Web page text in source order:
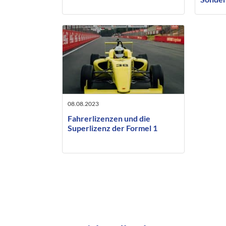
08.08.2023
Fahrerlizenzen und die
Superlizenz der Formel 1